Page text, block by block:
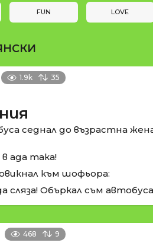
FUN LOVE
1.9k 35
седнал до възрастна
ада така!
към шофьора:
Объркал съм
468 9